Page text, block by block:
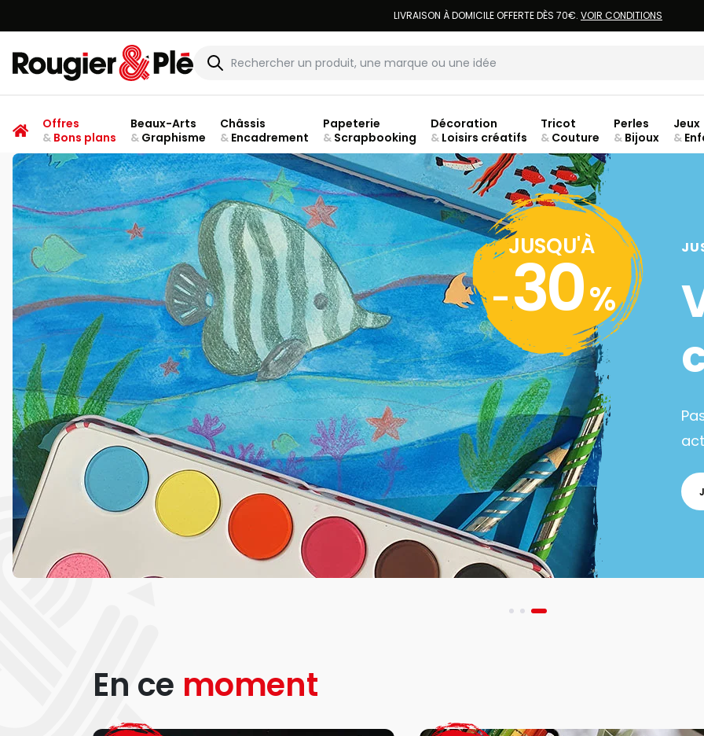
LIVRAISON À DOMICILE OFFERTE DÈS 70€. VOIR CONDITIONS
Rougier & Plé
Offres
&Bons plans
Beaux-Arts
&Graphisme
Châssis
&Encadrement
Papeterie
&Scrapbooking
Décoration
&Loisirs créatifs
Tricot
& Couture
Perles
& Bijoux
Jeux
&
JUSQU'À
-30%
En ce moment